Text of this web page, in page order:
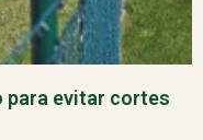
para evitar cortes